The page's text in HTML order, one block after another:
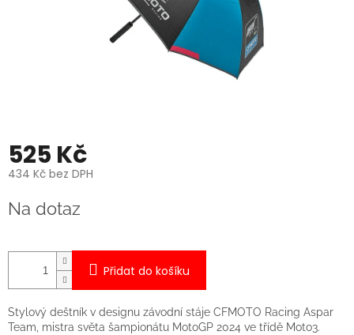
525 Kč
434 Kč bez DPH
cena:
Na dotaz
Přidat do košíku
Stylový deštník v designu závodní stáje CFMOTO Racing Aspar
Team, mistra světa šampionátu MotoGP 2024 ve třídě Moto3.